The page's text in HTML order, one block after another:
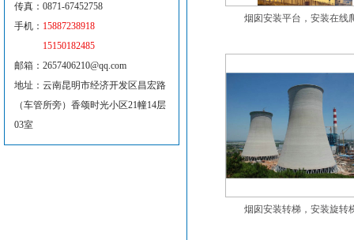
传真：0871-67452758
手机： 15887238918
15150182485
邮箱：2657406210@qq.com
地址：云南昆明市经济开发区昌宏路
（车管所旁）香颂时光小区21幢14层
03室
烟囱安装平台，安装在线
烟囱安装转梯，安装旋转